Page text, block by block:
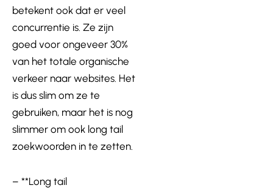
betekent ook dat er veel
concurrentie is. Ze zijn
goed voor ongeveer 30%
van het totale organische
verkeer naar websites. Het
is dus slim om ze te
gebruiken, maar het is nog
slimmer om ook long tail
zoekwoorden in te zetten.
– **Long tail